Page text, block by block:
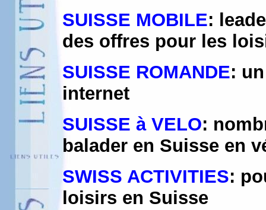
SUISSE MOBILE:
des offres pour les
SUISSE ROMANDE:
internet
SUISSE à VELO:
balader en Suisse en
SWISS ACTIVITIES:
loisirs en Suisse